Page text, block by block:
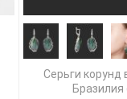
Серьги корунд
Бразилия